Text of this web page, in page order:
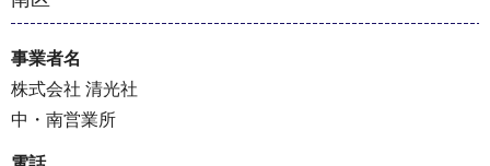
事業者名
株式会社 清光社
中・南営業所